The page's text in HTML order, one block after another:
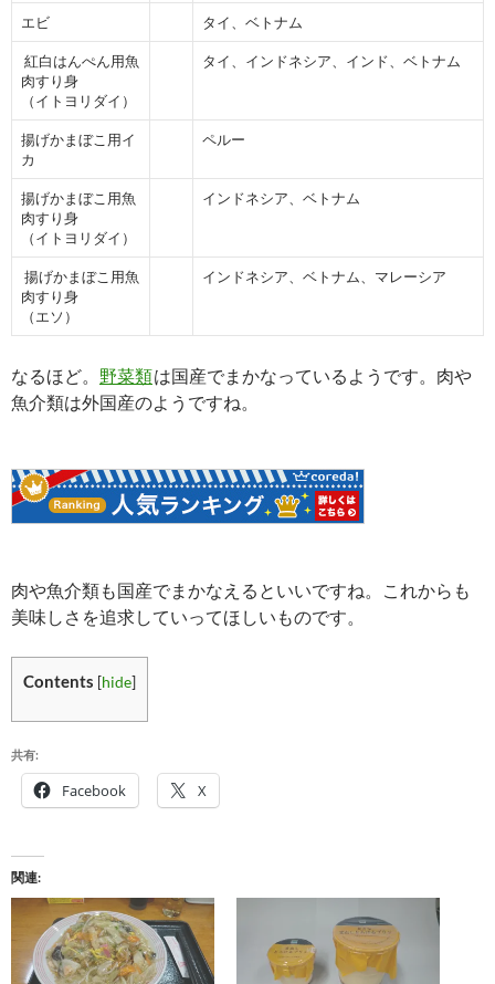
エビ タイ、ベトナム
紅白はんぺん用魚
肉すり身
（イトヨリダイ）
タイ、インドネシア、インド、ベトナム
揚げかまぼこ用イ
カ
ペルー
揚げかまぼこ用魚
肉すり身
（イトヨリダイ）
インドネシア、ベトナム
揚げかまぼこ用魚
肉すり身
（エソ）
インドネシア、ベトナム、マレーシア
なるほど。 野菜類は国産でまかなっているようです。肉や
魚介類は外国産のようですね。
肉や魚介類も国産でまかなえるといいですね。これからも
美味しさを追求していってほしいものです。
Contents [hide]
共有:
Facebook X
関連